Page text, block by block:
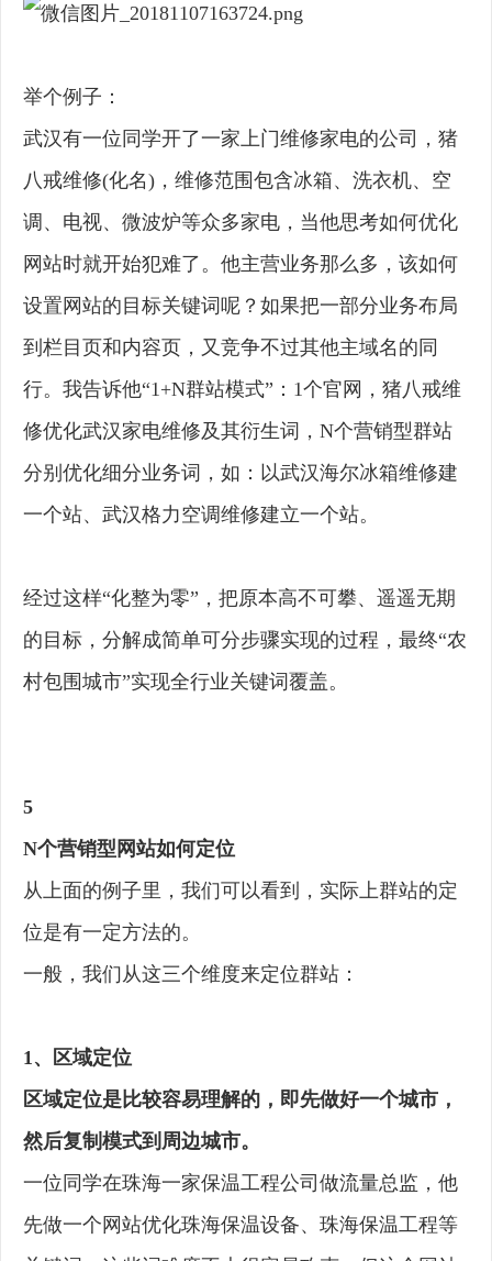
举个例子：
武汉有一位同学开了一家上门维修家电的公司，猪
八戒维修(化名)，维修范围包含冰箱、洗衣机、空
调、电视、微波炉等众多家电，当他思考如何优化
网站时就开始犯难了。他主营业务那么多，该如何
设置网站的目标关键词呢？如果把一部分业务布局
到栏目页和内容页，又竞争不过其他主域名的同
行。我告诉他“1+N群站模式”：1个官网，猪八戒维
修优化武汉家电维修及其衍生词，N个营销型群站
分别优化细分业务词，如：以武汉海尔冰箱维修建
一个站、武汉格力空调维修建立一个站。
经过这样“化整为零”，把原本高不可攀、遥遥无期
的目标，分解成简单可分步骤实现的过程，最终“农
村包围城市”实现全行业关键词覆盖。
5
N个营销型网站如何定位
从上面的例子里，我们可以看到，实际上群站的定
位是有一定方法的。
一般，我们从这三个维度来定位群站：
1、区域定位
区域定位是比较容易理解的，即先做好一个城市，
然后复制模式到周边城市。
一位同学在珠海一家保温工程公司做流量总监，他
先做一个网站优化珠海保温设备、珠海保温工程等